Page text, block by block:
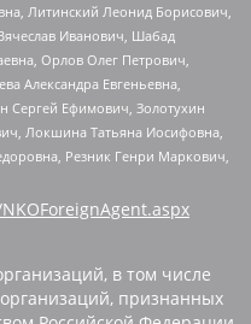
Литинский Леонид Борисович,
Иванович, Шабад
Орлов Олег Петрович,
Александра Евгеньевна,
Сергей Ефимович, Золотухин
Локшина Татьяна Иосифовна,
Резник Генри Маркович,
в том числе
признанных